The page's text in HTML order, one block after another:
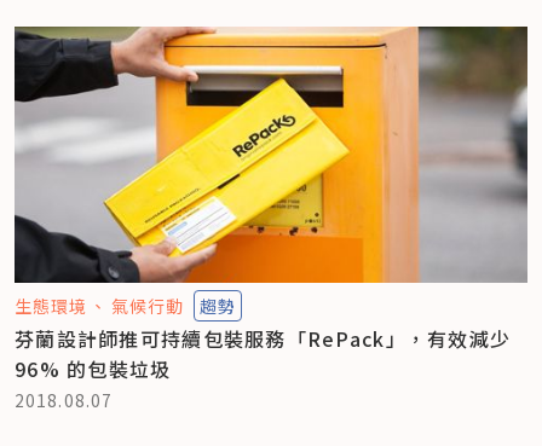
生態環境 氣候行動 趨勢
芬蘭設計師推可持續包裝服務「RePack」，有效減少
96% 的包裝垃圾
2018.08.07